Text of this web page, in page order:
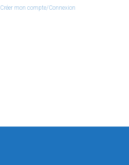
Créer mon compte/Connexion